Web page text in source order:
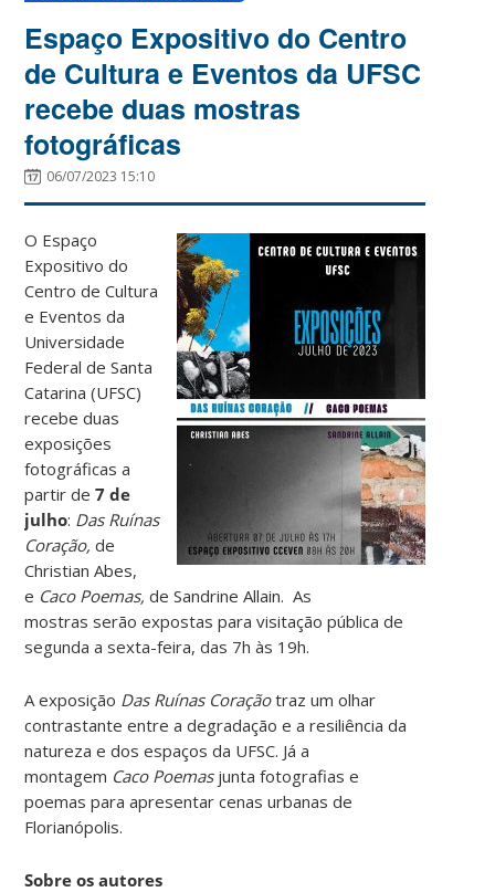
Espaço Expositivo do Centro
de Cultura e Eventos da UFSC
recebe duas mostras
fotográficas
06/07/2023 15:10
O Espaço
Expositivo do
Centro de Cultura
e Eventos da
Universidade
Federal de Santa
Catarina (UFSC)
recebe duas
exposições
fotográficas a
partir de7 de
julho: Das Ruínas
Coração,de
Christian Abes,
e Caco Poemas,de Sandrine Allain. As
mostras serão expostas para visitação pública de
segunda a sexta-feira, das 7h às 19h.
A exposição Das Ruínas Coraçãotraz um olhar
contrastante entre a degradação e a resiliência da
natureza e dos espaços da UFSC. Já a
montagem Caco Poemasjunta fotografias e
poemas para apresentar cenas urbanas de
Florianópolis.
Sobre os autores